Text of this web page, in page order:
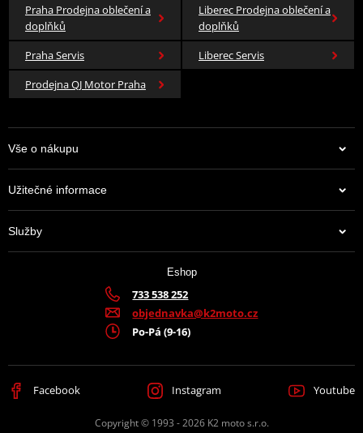
Praha Prodejna oblečení a
doplňků
Liberec Prodejna oblečení a
doplňků
Praha Servis
Liberec Servis
Prodejna QJ Motor Praha
Vše o nákupu
Užitečné informace
Služby
Eshop
733 538 252
objednavka@k2moto.cz
Po-Pá (9-16)
Facebook Instagram Youtube
Copyright © 1993 - 2026 K2 moto s.r.o.